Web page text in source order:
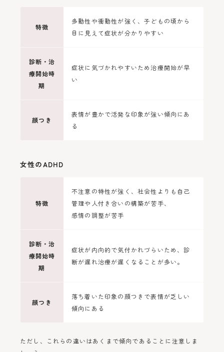
特徴
多動性や衝動性が強く、子どもの頃から
目に見えて症状が分かりやすい
診断・治
療開始時
期
症状に気づかれやすいため治療開始が早
い
顔つき
表情が豊かで活発な印象が強い傾向にあ
る
女性のADHD
特徴
不注意の特性が強く、社会性よりも自己
管理や人付き合いの構築が苦手、
感情の調整が苦手
診断・治
療開始時
期
症状が内向的で気付かれづらいため、診
断が遅れ治療が遅くなることが多い。
顔つき
落ち着いた印象の顔つきで表情が乏しい
傾向にある
ただし、これらの違いはあくまで傾向であることに注意しま